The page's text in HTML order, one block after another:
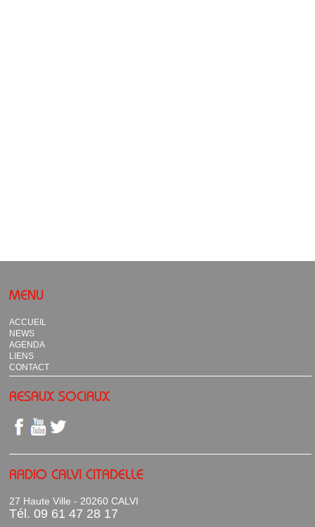
MENU
ACCUEIL
NEWS
AGENDA
LIENS
CONTACT
RESAUX SOCIAUX
RADIO CALVI CITADELLE
27 Haute Ville - 20260 CALVI
Tél. 09 61 47 28 17